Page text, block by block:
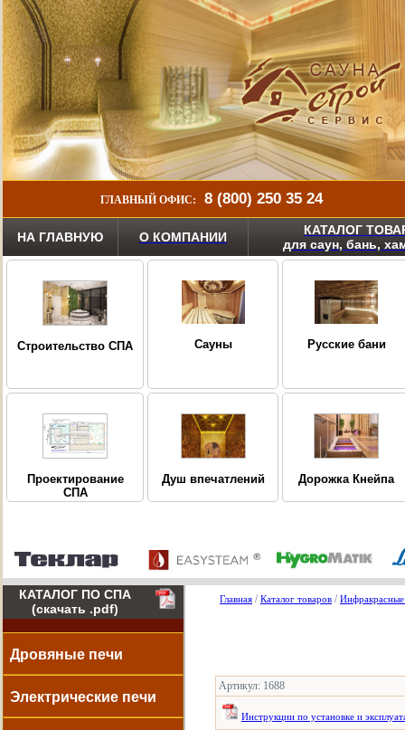
ГЛАВНЫЙ ОФИС: 8 (800) 250 35 24
НА ГЛАВНУЮ О КОМПАНИИ
КАТАЛОГ
для саун, бань,
Строительство СПА Сауны Русские бани
Проектирование
СПА
Душ впечатлений Дорожка Кнейпа
КАТАЛОГ ПО СПА
(скачать .pdf)
Дровяные печи
Электрические печи
Главная /Каталог товаров /
Артикул: 1688
Инструкции по установке и